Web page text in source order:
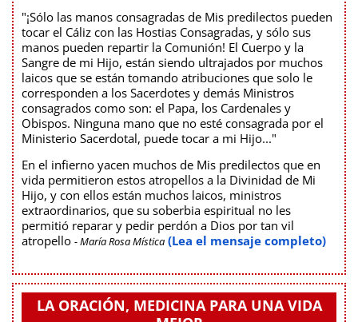
"¡Sólo las manos consagradas de Mis predilectos pueden
tocar el Cáliz con las Hostias Consagradas, y sólo sus
manos pueden repartir la Comunión! El Cuerpo y la
Sangre de mi Hijo, están siendo ultrajados por muchos
laicos que se están tomando atribuciones que solo le
corresponden a los Sacerdotes y demás Ministros
consagrados como son: el Papa, los Cardenales y
Obispos. Ninguna mano que no esté consagrada por el
Ministerio Sacerdotal, puede tocar a mi Hijo..."
En el infierno yacen muchos de Mis predilectos que en
vida permitieron estos atropellos a la Divinidad de Mi
Hijo, y con ellos están muchos laicos, ministros
extraordinarios, que su soberbia espiritual no les
permitió reparar y pedir perdón a Dios por tan vil
atropello - María Rosa Mística (Lea el mensaje completo)
LA ORACIÓN, MEDICINA PARA UNA VIDA